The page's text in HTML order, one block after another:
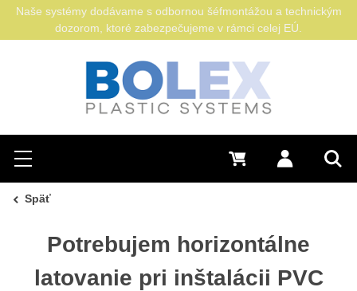
Hľadať
Menu Prihlásiť sa
0 €
Naše systémy dodávame s odbornou šéfmontážou a technickým
dozorom, ktoré zabezpečujeme v rámci celej EÚ.
Späť
Potrebujem horizontálne
latovanie pri inštalácii PVC